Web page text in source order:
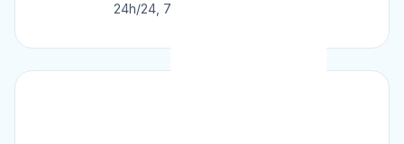
24h/24, 7j/7, 365 jours par an.